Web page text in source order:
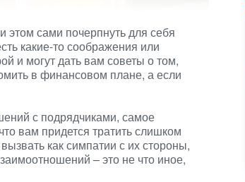
этом сами почерпнуть для себя
какие-то соображения или
и могут дать вам советы о том,
в финансовом плане, а если
с подрядчиками, самое
вам придется тратить слишком
как симпатии с их стороны,
– это не что иное,